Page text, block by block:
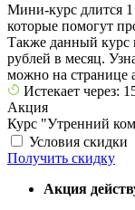
Мини-курс длится
которые помогут
Также данный курс
рублей в месяц.
можно на странице
Истекает через:
Акция
Курс "Утренний
Условия скидки
Получить скидку
Акция